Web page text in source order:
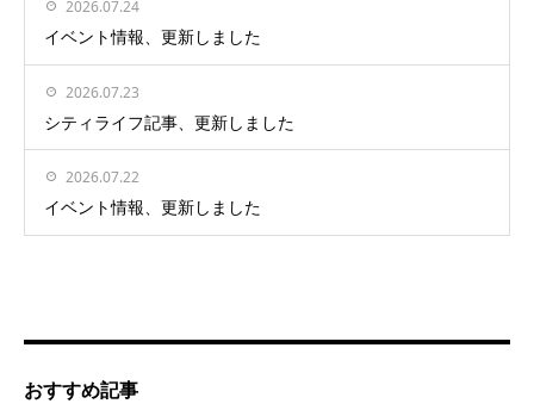
2026.07.24
イベント情報、更新しました
2026.07.23
シティライフ記事、更新しました
2026.07.22
イベント情報、更新しました
おすすめ記事